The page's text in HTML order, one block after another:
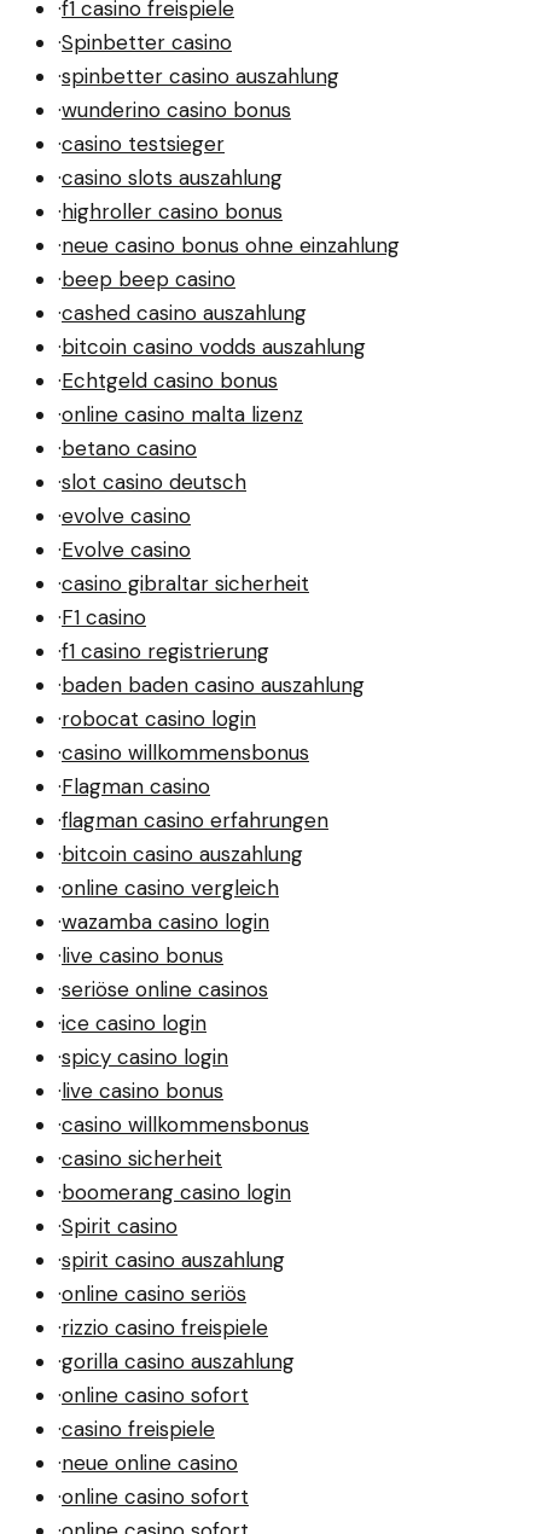
·f1 casino freispiele
·Spinbetter casino
·spinbetter casino auszahlung
·wunderino casino bonus
·casino testsieger
·casino slots auszahlung
·highroller casino bonus
·neue casino bonus ohne einzahlung
·beep beep casino
·cashed casino auszahlung
·bitcoin casino vodds auszahlung
·Echtgeld casino bonus
·online casino malta lizenz
·betano casino
·slot casino deutsch
·evolve casino
·Evolve casino
·casino gibraltar sicherheit
·F1 casino
·f1 casino registrierung
·baden baden casino auszahlung
·robocat casino login
·casino willkommensbonus
·Flagman casino
·flagman casino erfahrungen
·bitcoin casino auszahlung
·online casino vergleich
·wazamba casino login
·live casino bonus
·seriöse online casinos
·ice casino login
·spicy casino login
·live casino bonus
·casino willkommensbonus
·casino sicherheit
·boomerang casino login
·Spirit casino
·spirit casino auszahlung
·online casino seriös
·rizzio casino freispiele
·gorilla casino auszahlung
·online casino sofort
·casino freispiele
·neue online casino
·online casino sofort